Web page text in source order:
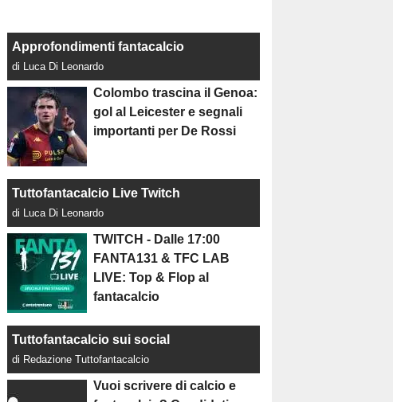
Approfondimenti fantacalcio
di Luca Di Leonardo
Colombo trascina il Genoa:
gol al Leicester e segnali
importanti per De Rossi
Tuttofantacalcio Live Twitch
di Luca Di Leonardo
TWITCH - Dalle 17:00
FANTA131 & TFC LAB
LIVE: Top & Flop al
fantacalcio
Tuttofantacalcio sui social
di Redazione Tuttofantacalcio
Vuoi scrivere di calcio e